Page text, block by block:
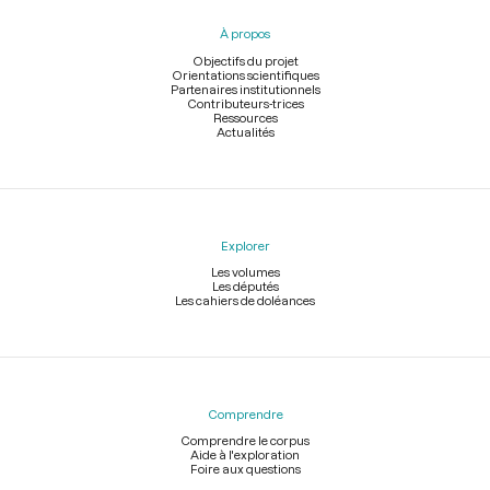
À propos
Objectifs du projet
Orientations scientifiques
Partenaires institutionnels
Contributeurs-trices
Ressources
Actualités
Explorer
Les volumes
Les députés
Les cahiers de doléances
Comprendre
Comprendre le corpus
Aide à l'exploration
Foire aux questions